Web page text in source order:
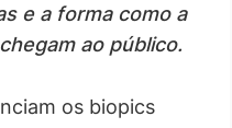
e a forma como a
ao público.
os biopics